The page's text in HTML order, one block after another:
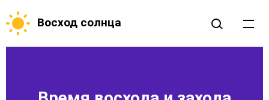
Восход солнца